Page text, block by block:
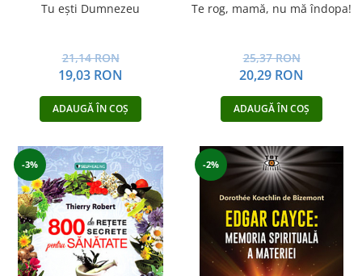
Tu eşti Dumnezeu
21,14 RON
19,03 RON
ADAUGĂ ÎN COȘ
Te rog, mamă, nu mă îndopa!
25,37 RON
20,29 RON
ADAUGĂ ÎN COȘ
-3% -2%